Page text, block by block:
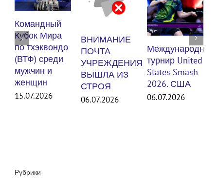
ВНИМАНИЕ
ПОЧТА
УЧРЕЖДЕНИЯ
ВЫШЛА ИЗ
СТРОЯ
06.07.2026
Международный
турнир United
States Smash
2026. США
06.07.2026
Кубок России
по тхэквондо
(ВТФ) среди
мужчин и
женщин
30.06.2026
Рубрики